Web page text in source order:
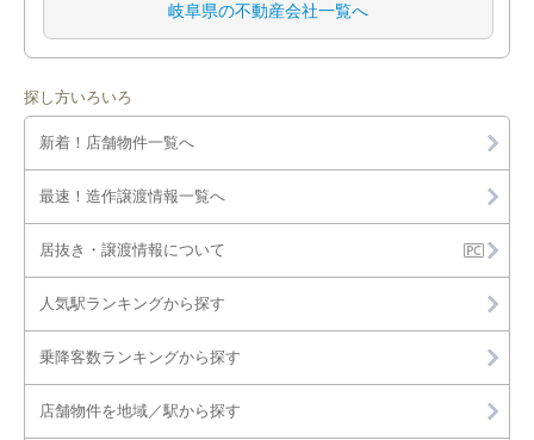
岐阜県の不動産会社一覧へ
探し方いろいろ
新着！店舗物件一覧へ
最速！造作譲渡情報一覧へ
居抜き・譲渡情報について
人気駅ランキングから探す
乗降客数ランキングから探す
店舗物件を地域／駅から探す